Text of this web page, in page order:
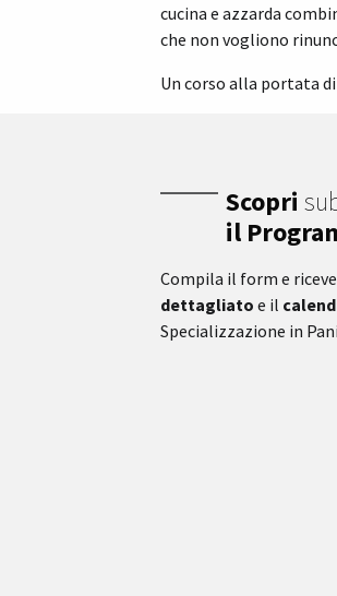
cucina e azzarda
che non vogliono
Un corso alla portata
Scopri
il
Compila il form e
dettagliato e il
Specializzazione in